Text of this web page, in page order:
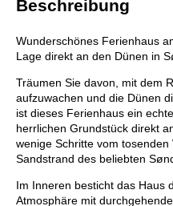
Beschreibung
Wunderschönes Ferienhaus
Lage direkt an den Dünen in
Träumen Sie davon, mit dem
aufzuwachen und die Dünen
ist dieses Ferienhaus ein
herrlichen Grundstück direkt
wenige Schritte vom
Sandstrand des beliebten
Im Inneren besticht das Haus
Atmosphäre mit